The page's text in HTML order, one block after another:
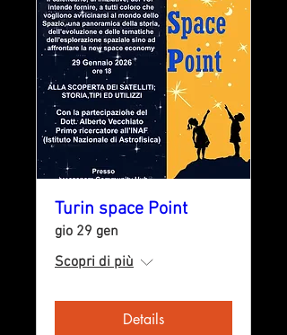
Turin space Point
gio 29 gen
Scopri di più
Details